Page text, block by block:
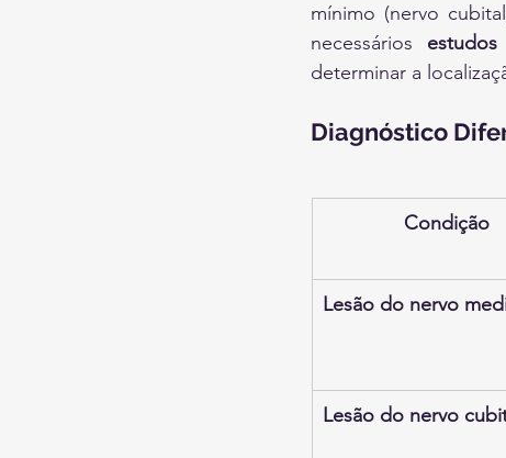
mínimo (nervo
necessários
determinar a
Diagnóstico
Condição
Lesão do nervo
Lesão do nervo